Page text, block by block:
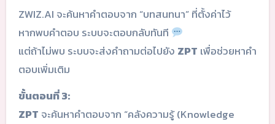
ZWIZ.AI จะค้นหาคำตอบจาก “บทสนทนา” ที่ตั้งค่าไว้
หากพบคำตอบ ระบบจะตอบกลับทันที
แต่ถ้าไม่พบ ระบบจะส่งคำถามต่อไปยัง ZPT เพื่อช่วยหาคำ
ตอบเพิ่มเติม
ขั้นตอนที่ 3:
ZPT จะค้นหาคำตอบจาก “คลังความรู้ (Knowledge